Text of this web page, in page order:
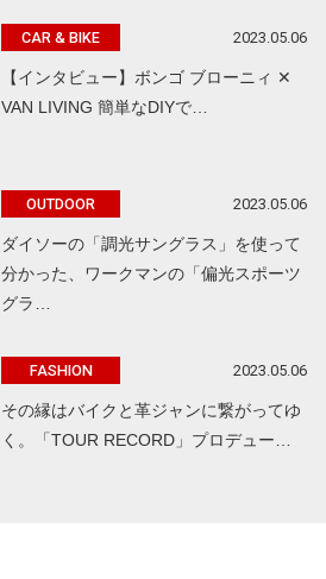
CAR & BIKE 2023.05.06
【インタビュー】ボンゴ ブローニィ ✕
VAN LIVING 簡単なDIYで…
OUTDOOR 2023.05.06
ダイソーの「調光サングラス」を使って
分かった、ワークマンの「偏光スポーツ
グラ…
FASHION 2023.05.06
その縁はバイクと革ジャンに繋がってゆ
く。「TOUR RECORD」プロデュー…